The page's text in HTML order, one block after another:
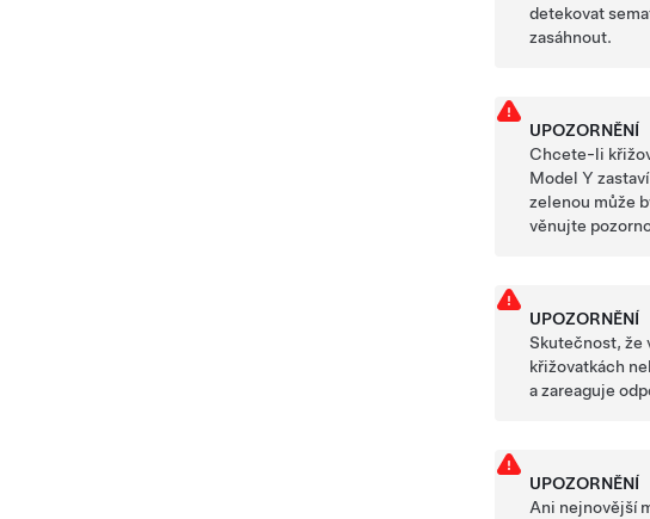
detekovat
zasáhnout.
UPOZORNĚNÍ
Chcete-li
Model Y
zelenou může
věnujte
UPOZORNĚNÍ
Skutečnost, že
křižovatkách
a zareaguje
UPOZORNĚNÍ
Ani nejnovější